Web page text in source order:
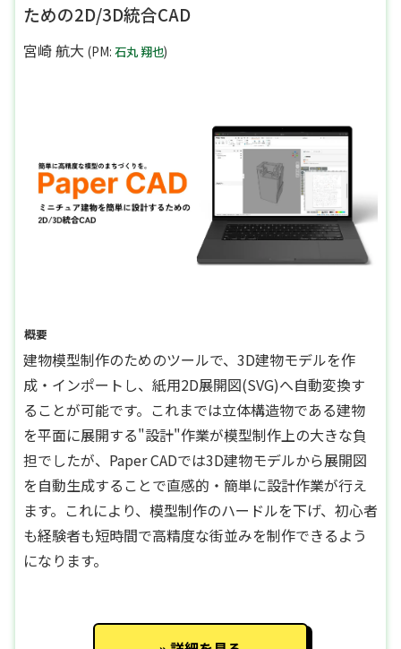
ための2D/3D統合CAD
宮崎 航大 (PM: 石丸 翔也)
概要
建物模型制作のためのツールで、3D建物モデルを作
成・インポートし、紙用2D展開図(SVG)へ自動変換す
ることが可能です。これまでは立体構造物である建物
を平面に展開する"設計"作業が模型制作上の大きな負
担でしたが、Paper CADでは3D建物モデルから展開図
を自動生成することで直感的・簡単に設計作業が行え
ます。これにより、模型制作のハードルを下げ、初心者
も経験者も短時間で高精度な街並みを制作できるよう
になります。